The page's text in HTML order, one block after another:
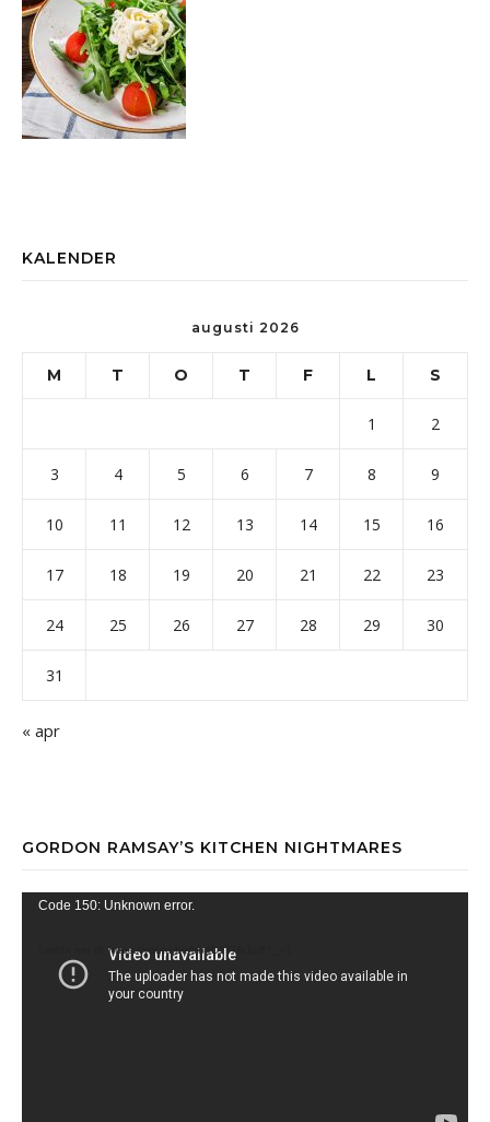
KALENDER
augusti 2026
M T O T F L S
1 2
3 4 5 6 7 8 9
10 11 12 13 14 15 16
17 18 19 20 21 22 23
24 25 26 27 28 29 30
31
« apr
GORDON RAMSAY’S KITCHEN NIGHTMARES
Videospelare
Code 150: Unknown error.
Ladda ner fil: https://youtu.be/qb4D17Ms1p8?_=1